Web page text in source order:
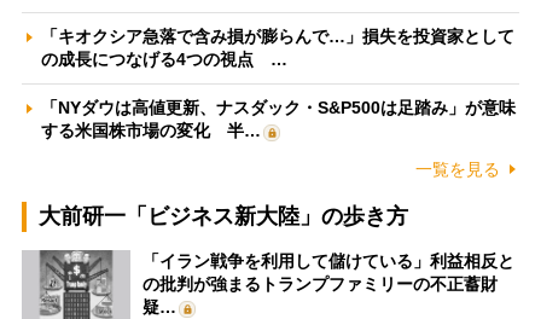
「キオクシア急落で含み損が膨らんで…」損失を投資家として
の成長につなげる4つの視点 …
「NYダウは高値更新、ナスダック・S&P500は足踏み」が意味
する米国株市場の変化 半…
一覧を見る
大前研一「ビジネス新大陸」の歩き方
「イラン戦争を利用して儲けている」利益相反と
の批判が強まるトランプファミリーの不正蓄財
疑…